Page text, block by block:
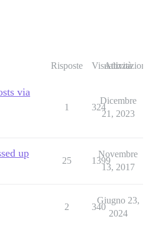
Risposte Visualizzazioni
Attività
via
1 324
Dicembre
21, 2023
up
25 1399
Novembre
13, 2017
2 340
Giugno 23,
2024